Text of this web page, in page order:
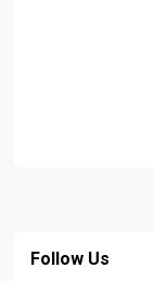
Follow Us